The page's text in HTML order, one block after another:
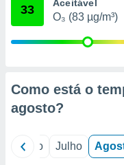
estudos
33 Aceitável
O₃ (83 µg/m³)
Como está o
agosto?
Junho Julho